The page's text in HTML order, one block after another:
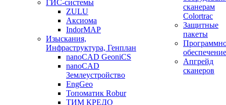
ГИС-системы
ZULU
Аксиома
IndorMAP
Изыскания,
Инфраструктура, Генплан
nanoCAD GeoniCS
nanoCAD
Землеустройство
EngGeo
Топоматик Robur
ТИМ КРЕДО
сканерам
Colortrac
Защитные
пакеты
обеспечение
Апгрейд
сканеров